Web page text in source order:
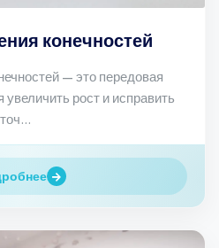
конечностей
— это передовая
рост и исправить